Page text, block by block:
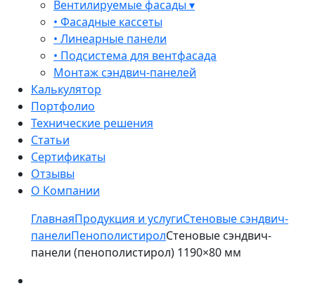
Вентилируемые фасады ▾
• Фасадные кассеты
• Линеарные панели
• Подсистема для вентфасада
Монтаж сэндвич-панелей
Калькулятор
Портфолио
Технические решения
Статьи
Сертификаты
Отзывы
О Компании
ГлавнаяПродукция и услугиСтеновые сэндвич-
панелиПенополистиролСтеновые сэндвич-
панели (пенополистирол) 1190×80 мм